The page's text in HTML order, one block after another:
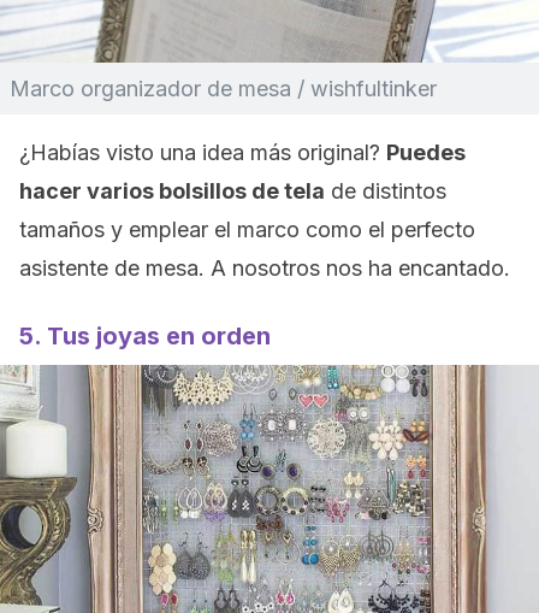
Marco organizador de mesa / wishfultinker
¿Habías visto una idea más original? Puedes
hacer varios bolsillos de tela de distintos
tamaños y emplear el marco como el perfecto
asistente de mesa. A nosotros nos ha encantado.
5. Tus joyas en orden